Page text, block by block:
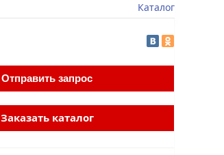
Каталог
Отправить запрос
Заказать каталог